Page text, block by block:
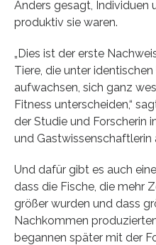
Anders gesagt, Individuen
produktiv sie waren.
„Dies ist der erste
Tiere, die unter
aufwachsen, sich ganz
Fitness unterscheiden,“
der Studie und Forscherin
und Gastwissenschaftlerin
Und dafür gibt es auch
dass die Fische, die mehr
größer wurden und dass
Nachkommen
begannen später mit der